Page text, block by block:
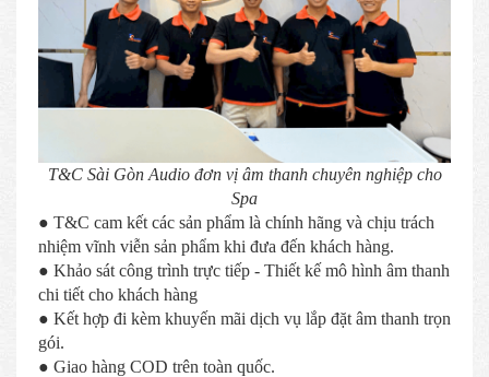
T&C Sài Gòn Audio đơn vị âm thanh chuyên nghiệp cho
Spa
● T&C cam kết các sản phẩm là chính hãng và chịu trách
nhiệm vĩnh viễn sản phẩm khi đưa đến khách hàng.
● Khảo sát công trình trực tiếp - Thiết kế mô hình âm thanh
chi tiết cho khách hàng
● Kết hợp đi kèm khuyến mãi dịch vụ lắp đặt âm thanh trọn
gói.
● Giao hàng COD trên toàn quốc.